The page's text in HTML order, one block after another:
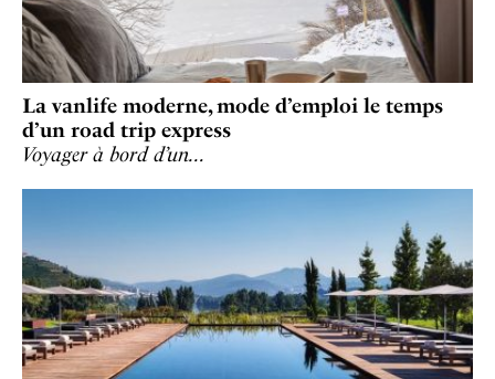
La vanlife moderne, mode d’emploi le temps
d’un road trip express
Voyager à bord d’un…